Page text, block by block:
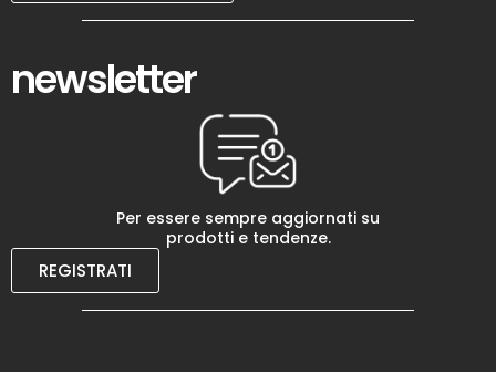
newsletter
Per essere sempre aggiornati su
prodotti e tendenze.
REGISTRATI